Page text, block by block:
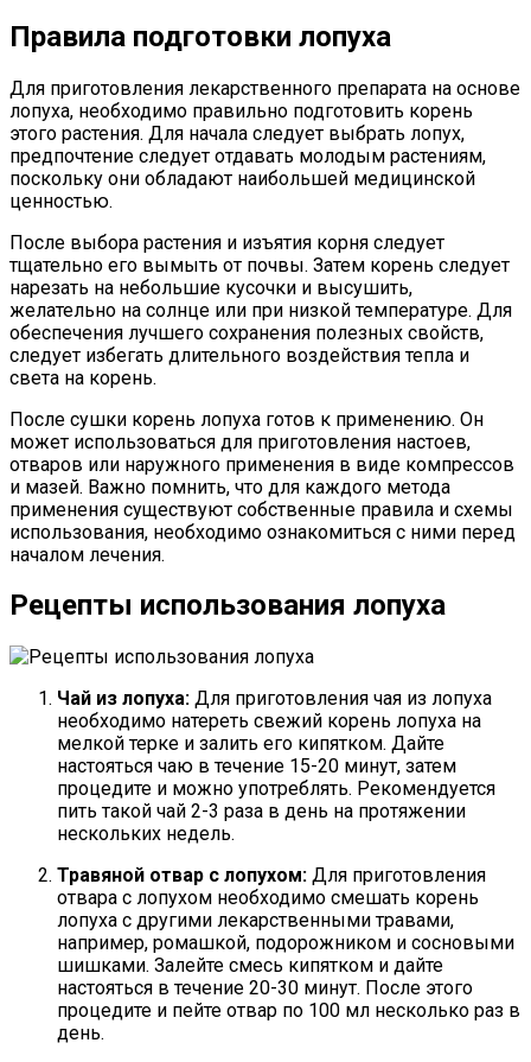
Правила подготовки лопуха
Для приготовления лекарственного препарата на основе
лопуха, необходимо правильно подготовить корень
этого растения. Для начала следует выбрать лопух,
предпочтение следует отдавать молодым растениям,
поскольку они обладают наибольшей медицинской
ценностью.
После выбора растения и изъятия корня следует
тщательно его вымыть от почвы. Затем корень следует
нарезать на небольшие кусочки и высушить,
желательно на солнце или при низкой температуре. Для
обеспечения лучшего сохранения полезных свойств,
следует избегать длительного воздействия тепла и
света на корень.
После сушки корень лопуха готов к применению. Он
может использоваться для приготовления настоев,
отваров или наружного применения в виде компрессов
и мазей. Важно помнить, что для каждого метода
применения существуют собственные правила и схемы
использования, необходимо ознакомиться с ними перед
началом лечения.
Рецепты использования лопуха
Чай из лопуха: Для приготовления чая из лопуха
необходимо натереть свежий корень лопуха на
мелкой терке и залить его кипятком. Дайте
настояться чаю в течение 15-20 минут, затем
процедите и можно употреблять. Рекомендуется
пить такой чай 2-3 раза в день на протяжении
нескольких недель.
Травяной отвар с лопухом: Для приготовления
отвара с лопухом необходимо смешать корень
лопуха с другими лекарственными травами,
например, ромашкой, подорожником и сосновыми
шишками. Залейте смесь кипятком и дайте
настояться в течение 20-30 минут. После этого
процедите и пейте отвар по 100 мл несколько раз в
день.